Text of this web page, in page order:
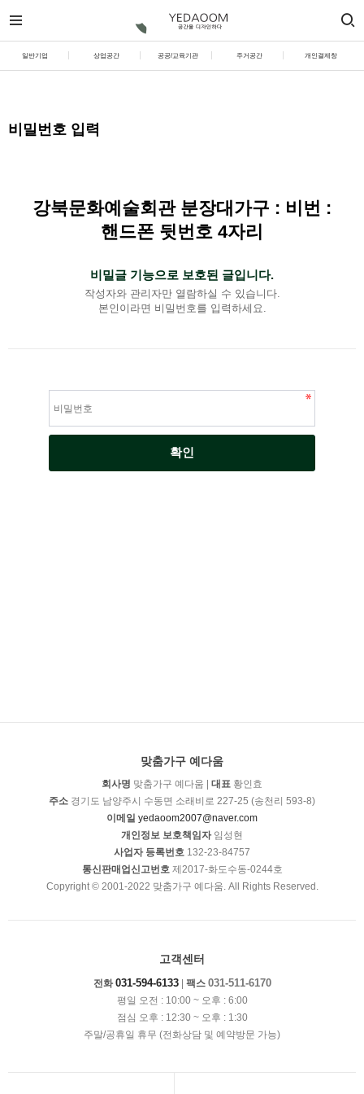
일반기업 상업공간 공공/교육기관 주거공간 개인결제창
비밀번호 입력
강북문화예술회관 분장대가구 : 비번 :
핸드폰 뒷번호 4자리
비밀글 기능으로 보호된 글입니다.
작성자와 관리자만 열람하실 수 있습니다.
본인이라면 비밀번호를 입력하세요.
맞춤가구 예다움
회사명 맞춤가구 예다움 | 대표 황인효
주소 경기도 남양주시 수동면 소래비로 227-25 (송천리 593-8)
이메일 yedaoom2007@naver.com
개인정보 보호책임자임성현
사업자 등록번호 132-23-84757
통신판매업신고번호제2017-화도수동-0244호
Copyright © 2001-2022 맞춤가구 예다움. All Rights Reserved.
고객센터
전화 031-594-6133| 팩스 031-511-6170
평일 오전 : 10:00 ~ 오후 : 6:00
점심 오후 : 12:30 ~ 오후 : 1:30
주말/공휴일 휴무 (전화상담 및 예약방문 가능)